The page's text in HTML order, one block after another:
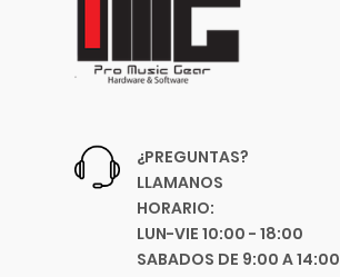
Boss
C.B.I.
CAD
¿PREGUNTAS?
LLAMANOS
HORARIO:
LUN-VIE 10:00 - 18:00
SABADOS DE 9:00 A 14:00